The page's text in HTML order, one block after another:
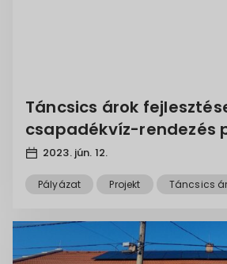
Táncsics árok
csapadékvíz-rendezés
2023. jún. 12.
Pályázat Projekt Táncsics